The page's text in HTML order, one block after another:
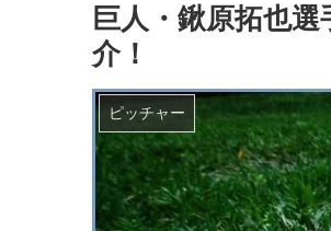
巨人・鍬原拓也
介！
ピッチャー